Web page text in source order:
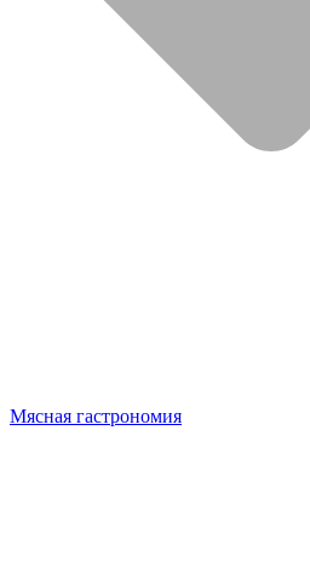
Мясная гастрономия